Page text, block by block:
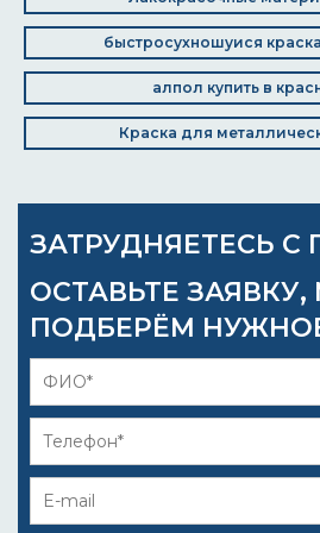
быстросухношуися
алпол купить в
Краска для
ЗАТРУДНЯЕТЕСЬ С
ОСТАВЬТЕ
ПОДБЕРЁМ